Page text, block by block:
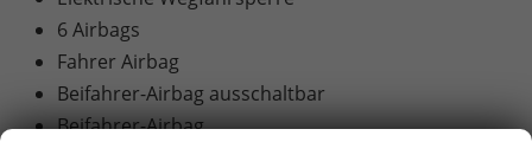
6 Airbags
Fahrer Airbag
Beifahrer-Airbag ausschaltbar
Beifahrer-Airbag